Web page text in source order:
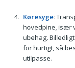
Køresyge:
hovedpine, især
ubehag.
for hurtigt, så
utilpasse.